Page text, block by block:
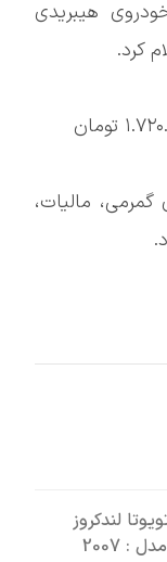
هیبریدی
مالیات،
لندکروز
GXR4500 رنگ : سفید مدل : 2007